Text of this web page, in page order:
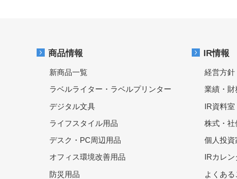
商品情報
新商品一覧
ラベルライター・ラベルプリンター
デジタル文具
ライフスタイル用品
デスク・PC周辺用品
オフィス環境改善用品
防災用品
IR情報
経営方針
業績・財
IR資料室
株式・社
個人投資
IRカレン
よくある